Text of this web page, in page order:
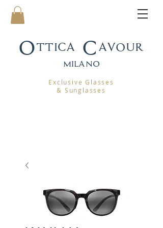
Ottica Cavour
milano
Exclusive Glasses
& Sunglasses